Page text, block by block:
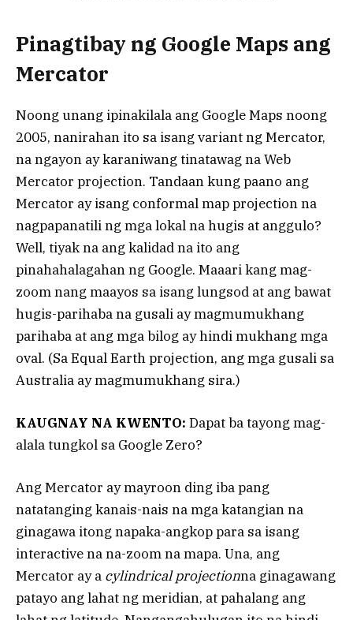
Pinagtibay ng Google Maps ang
Mercator
Noong unang ipinakilala ang Google Maps noong
2005, nanirahan ito sa isang variant ng Mercator,
na ngayon ay karaniwang tinatawag na Web
Mercator projection. Tandaan kung paano ang
Mercator ay isang conformal map projection na
nagpapanatili ng mga lokal na hugis at anggulo?
Well, tiyak na ang kalidad na ito ang
pinahahalagahan ng Google. Maaari kang mag-
zoom nang maayos sa isang lungsod at ang bawat
hugis-parihaba na gusali ay magmumukhang
parihaba at ang mga bilog ay hindi mukhang mga
oval. (Sa Equal Earth projection, ang mga gusali sa
Australia ay magmumukhang sira.)
KAUGNAY NA KWENTO: Dapat ba tayong mag-
alala tungkol sa Google Zero?
Ang Mercator ay mayroon ding iba pang
natatanging kanais-nais na mga katangian na
ginagawa itong napaka-angkop para sa isang
interactive na na-zoom na mapa. Una, ang
Mercator ay a cylindrical projectionna ginagawang
patayo ang lahat ng meridian, at pahalang ang